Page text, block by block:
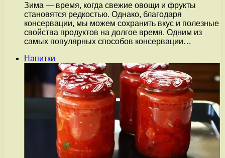
Зима — время, когда свежие овощи и фрукты
становятся редкостью. Однако, благодаря
консервации, мы можем сохранить вкус и полезные
свойства продуктов на долгое время. Одним из
самых популярных способов консервации…
Напитки